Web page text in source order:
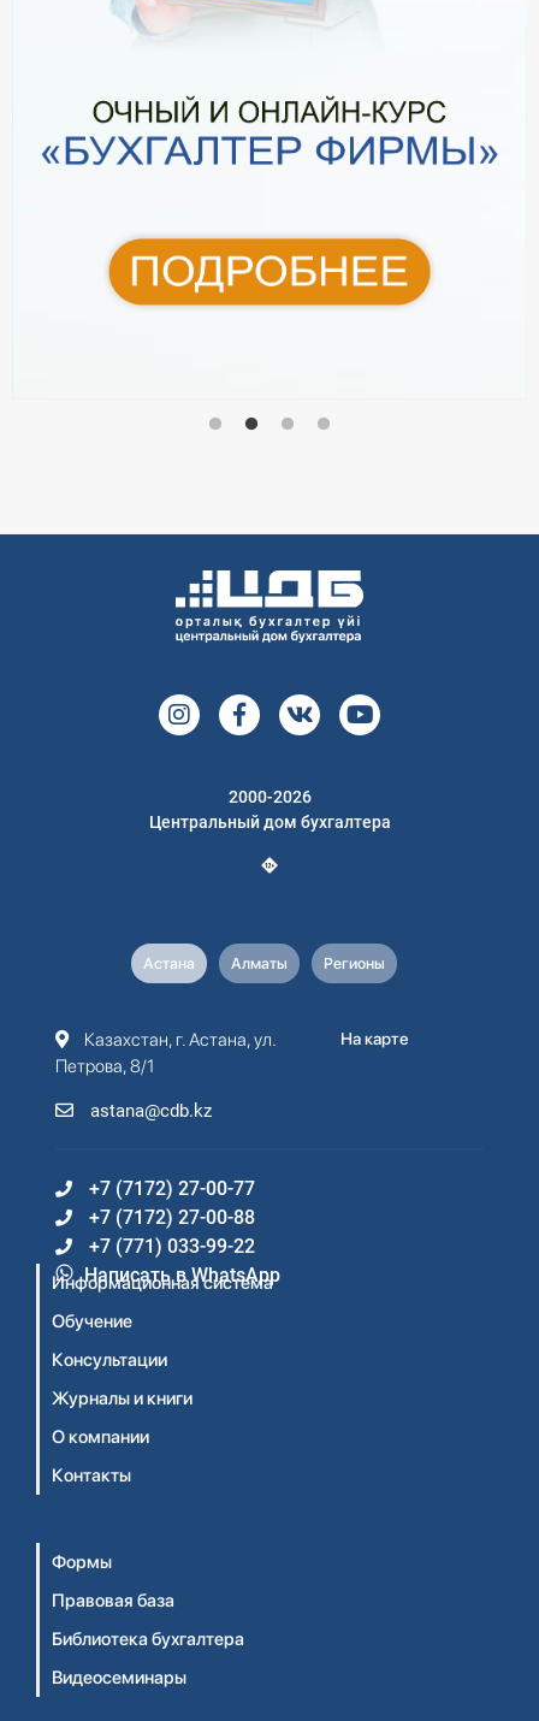
2000-2026
Центральный дом бухгалтера
Астана Алматы Регионы
Казахстан, г. Астана, ул.
Петрова, 8/1
astana@cdb.kz
На карте
+7 (7172) 27-00-77
+7 (7172) 27-00-88
+7 (771) 033-99-22
Написать в WhatsApp
Информационная система
Обучение
Консультации
Журналы и книги
О компании
Контакты
Формы
Правовая база
Библиотека бухгалтера
Видеосеминары